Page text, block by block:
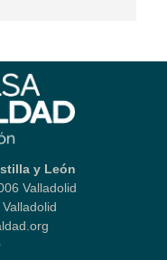
y León
Valladolid